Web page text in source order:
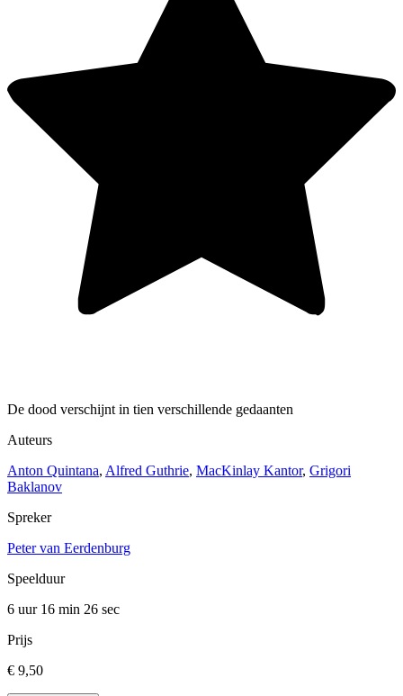
De dood verschijnt in tien verschillende gedaanten
Auteurs
Anton Quintana, Alfred Guthrie, MacKinlay Kantor, Grigori
Baklanov
Spreker
Peter van Eerdenburg
Speelduur
6 uur 16 min 26 sec
Prijs
€ 9,50